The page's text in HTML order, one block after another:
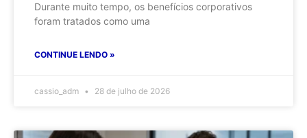
Durante muito tempo, os benefícios corporativos
foram tratados como uma
CONTINUE LENDO »
cassio_adm 28 de julho de 2026